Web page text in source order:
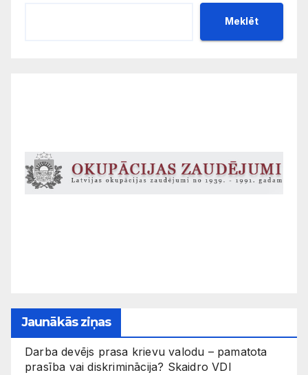
Meklēt
Jaunākās ziņas
Darba devējs prasa krievu valodu – pamatota
prasība vai diskriminācija? Skaidro VDI